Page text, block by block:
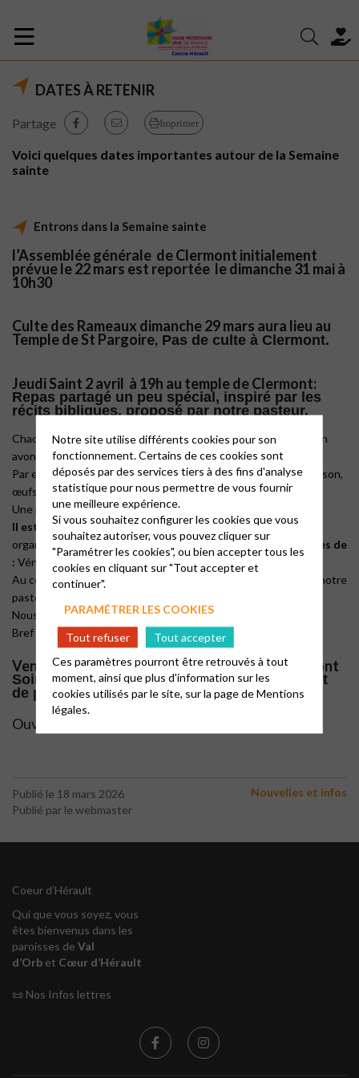
DATES À RETENIR
Partage Imprimer
Voici quelques dates importantes autour de la Semaine
sainte
Entrons dans la Semaine sainte
l’Assemblée générale de Clermont initialement
prévue le 22 mars est reportée le dimanche 31 mai à
10h30
Culte des Rameaux dimanche 29 mars aura lieu au
Temple de St Pargoire, Pas de culte à Clermont.
Jeudi Saint 2 avril à 19h au temple de Clermont:
Repas partagé un peu spécial, inspiré par les
récits bibliques, proposé par notre pasteur.
Chacun pourra apporter des choses à partager, comme nous en
avons l’habitude.
Par exemple : Olives, pains plats, dattes, viande d’agneau, poisson,
œufs, légumes verts, miel, compote de pommes, etc.
Une partie du repas sera pris en charge par notre église.
Il est donc important de vous inscrire , pour une bonne
organisation et une bonne intendance, avantle 23 mars auprès de
: Vénus, tél. 06 16 74 66 75 ou par mail :
sabotdev@yahoo.fr
Au cours de la soirée, nous aurons plusieurs interventions de notre
pasteur.
Nous chanterons, nous prendrons la Cène pendant ce repas.
Bref nous allons vivre une belle soirée, joyeuse et conviviale !
Vendredi Saint 3 avril à 19hau temple de Clermont
Soirée méditative , accompagnée de chants et
de prières
Ouvert à tous !
Publié le 18 mars 2026
Publié par le webmaster
Nouvelles et infos
Coeur d’Hérault
Qui que vous soyez, vous
êtes bienvenus dans les
paroisses de Val
d’Orb et Cœur d’Hérault
📜 Nos Infos lettres
Notre site utilise différents cookies pour son
fonctionnement. Certains de ces cookies sont
déposés par des services tiers à des fins d'analyse
statistique pour nous permettre de vous fournir
une meilleure expérience.
Si vous souhaitez configurer les cookies que vous
souhaitez autoriser, vous pouvez cliquer sur
"Paramétrer les cookies", ou bien accepter tous les
cookies en cliquant sur "Tout accepter et
continuer".
PARAMÉTRER LES COOKIES
Tout refuser
Tout accepter
Ces paramètres pourront être retrouvés à tout
moment, ainsi que plus d'information sur les
cookies utilisés par le site, sur la page deMentions
légales.